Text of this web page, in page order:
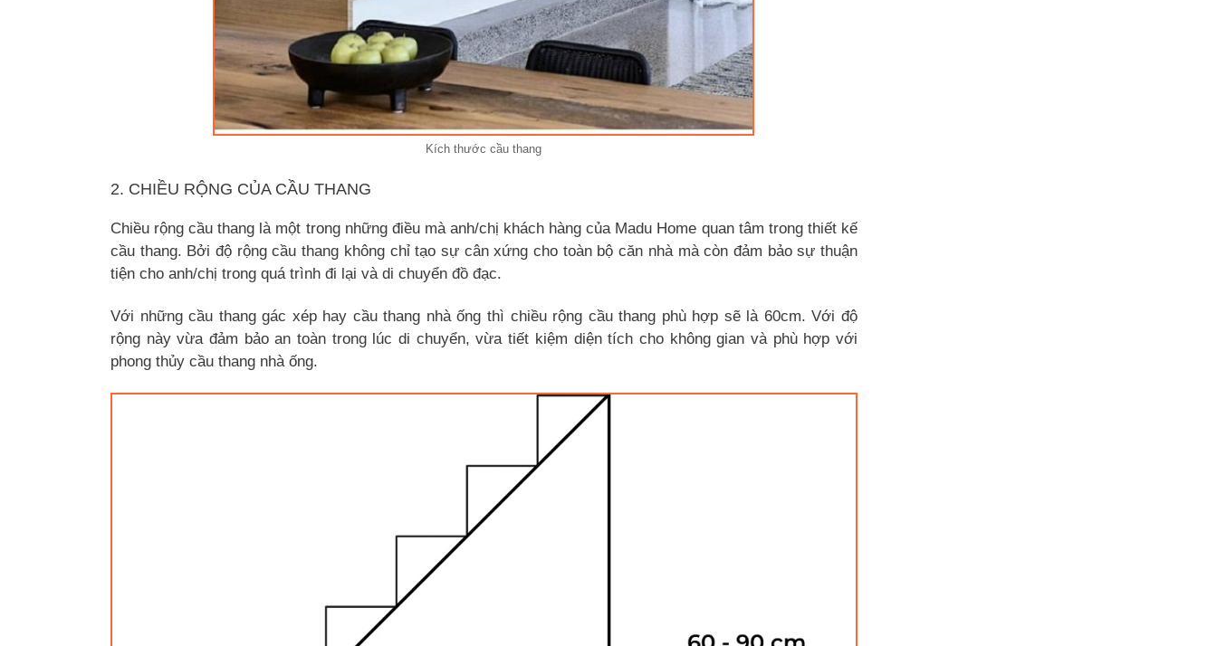
Kích thước cầu thang
2. CHIỀU RỘNG CỦA CẦU THANG
Chiều rộng cầu thang là một trong những điều mà anh/chị khách hàng của Madu Home quan tâm trong thiết kế
cầu thang. Bởi độ rộng cầu thang không chỉ tạo sự cân xứng cho toàn bộ căn nhà mà còn đảm bảo sự thuận
tiện cho anh/chị trong quá trình đi lại và di chuyển đồ đạc.
Với những cầu thang gác xép hay cầu thang nhà ống thì chiều rộng cầu thang phù hợp sẽ là 60cm. Với độ
rộng này vừa đảm bảo an toàn trong lúc di chuyển, vừa tiết kiệm diện tích cho không gian và phù hợp với
phong thủy cầu thang nhà ống.